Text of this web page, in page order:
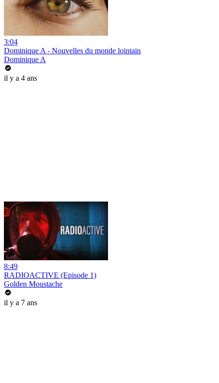
3:04
Dominique A - Nouvelles du monde lointain
Dominique A
il y a 4 ans
8:49
RADIOACTIVE (Episode 1)
Golden Moustache
il y a 7 ans